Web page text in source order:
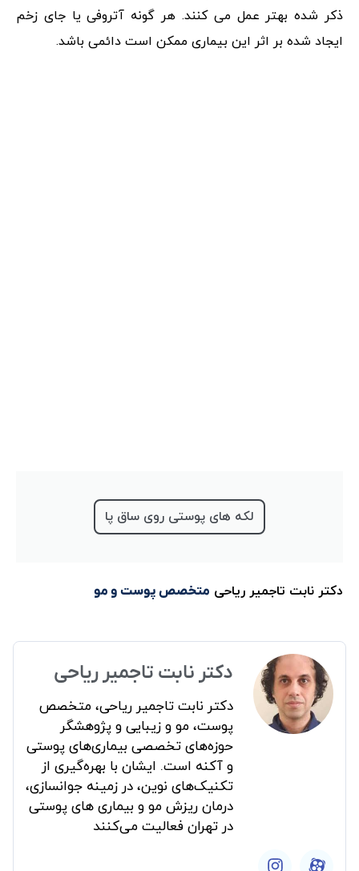
ذکر شده بهتر عمل می کنند. هر گونه آتروفی یا جای زخم
ایجاد شده بر اثر این بیماری ممکن است دائمی باشد.
لکه های پوستی روی ساق پا
دکتر نابت تاجمیر ریاحی متخصص پوست و مو
دکتر نابت تاجمیر ریاحی
دکتر نابت تاجمیر ریاحی، متخصص
پوست، مو و زیبایی و پژوهشگر
حوزه‌های تخصصی بیماری‌های پوستی
و آکنه است. ایشان با بهره‌گیری از
تکنیک‌های نوین، در زمینه جوانسازی،
درمان ریزش مو و بیماری های پوستی
در تهران فعالیت می‌کنند